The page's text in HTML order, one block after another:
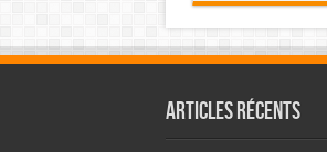
Articles récents